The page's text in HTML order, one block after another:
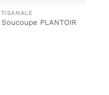
PLANTOIR